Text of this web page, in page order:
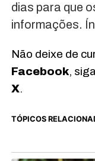
dias para que
informações.
Não deixe de
Facebook,
X.
TÓPICOS